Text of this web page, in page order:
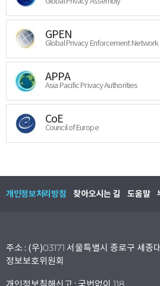
GPEN
Global Privacy Enforcement Network
APPA
Asia Pacific Privacy Authorities
CoE
Council of Europe
개인정보처리방침 찾아오시는 길 도움말
주소 : (우)03171 서울특별시 종로구 세종
정보보호위원회
개인정보침해신고 : 국번없이 118